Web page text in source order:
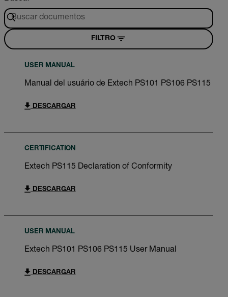
FILTRO
USER MANUAL
Manual del usuário de Extech PS101 PS106 PS115
DESCARGAR
CERTIFICATION
Extech PS115 Declaration of Conformity
DESCARGAR
USER MANUAL
Extech PS101 PS106 PS115 User Manual
DESCARGAR